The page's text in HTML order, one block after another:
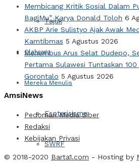
Tajuk
Olahraga
Mereka Menulis
Esoterisisme
SWRF
Membicang Kritik Sosial Dalam
BagiMu” Karya Donald Toloh 6
AKBP Arie Sulistyo Ajak Awak
Kamtibmas 5 Agustus 2026
Menembus Arus Selat Dudepo,
Pertama Sulawesi Tuntaskan
Gorontalo 5 Agustus 2026
AmsiNews
Pedoman Media Siber
Redaksi
Kebijakan Privasi
© 2018-2020 Barta1.com - Hosting by